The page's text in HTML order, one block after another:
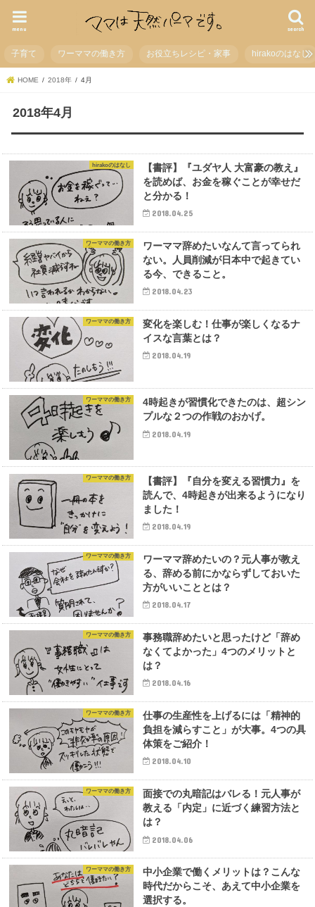
search
menu
子育て ワーママの働き方 お役立ちレシピ・家事 hirakoのはなし
HOME 2018年 4月
2018年4月
hirakoのはなし
【書評】『ユダヤ人 大富豪の教え』
を読めば、お金を稼ぐことが幸せだ
と分かる！
2018.04.25
ワーママの働き方
ワーママ辞めたいなんて言ってられ
ない。人員削減が日本中で起きてい
る今、できること。
2018.04.23
ワーママの働き方
変化を楽しむ！仕事が楽しくなるナ
イスな言葉とは？
2018.04.19
ワーママの働き方
4時起きが習慣化できたのは、超シン
プルな２つの作戦のおかげ。
2018.04.19
ワーママの働き方
【書評】『自分を変える習慣力』を
読んで、4時起きが出来るようになり
ました！
2018.04.19
ワーママの働き方
ワーママ辞めたいの？元人事が教え
る、辞める前にかならずしておいた
方がいいこととは？
2018.04.17
ワーママの働き方
事務職辞めたいと思ったけど「辞め
なくてよかった」4つのメリットと
は？
2018.04.16
ワーママの働き方
仕事の生産性を上げるには「精神的
負担を減らすこと」が大事。4つの具
体策をご紹介！
2018.04.10
ワーママの働き方
面接での丸暗記はバレる！元人事が
教える「内定」に近づく練習方法と
は？
2018.04.06
ワーママの働き方
中小企業で働くメリットは？こんな
時代だからこそ、あえて中小企業を
選択する。